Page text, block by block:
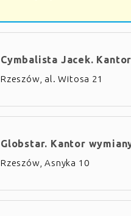
Cymbalista Jacek.
Rzeszów, al. Witosa 21
Globstar. Kantor
Rzeszów, Asnyka 10